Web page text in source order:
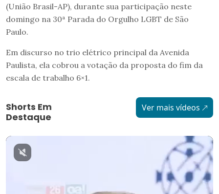
(União Brasil-AP), durante sua participação neste
domingo na 30ª Parada do Orgulho LGBT de São
Paulo.
Em discurso no trio elétrico principal da Avenida
Paulista, ela cobrou a votação da proposta do fim da
escala de trabalho 6×1.
Shorts Em
Destaque
Ver mais vídeos